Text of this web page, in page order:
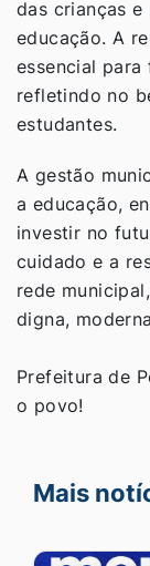
das crianças
educação. A
essencial
refletindo no
estudantes.
A gestão
a educação,
investir no
cuidado e a
rede
digna,
Prefeitura de
o povo!
Mais